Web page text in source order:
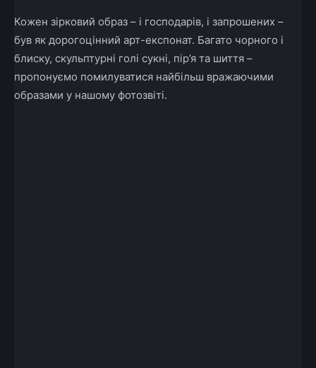
Кожен зірковий образ – і господарів, і запрошених –
був як дорогоцінний арт-експонат. Багато чорного і
блиску, скульптурні голі сукні, пір’я та шиття –
пропонуємо помилуватися найбільш вражаючими
образами у нашому фотозвіті.